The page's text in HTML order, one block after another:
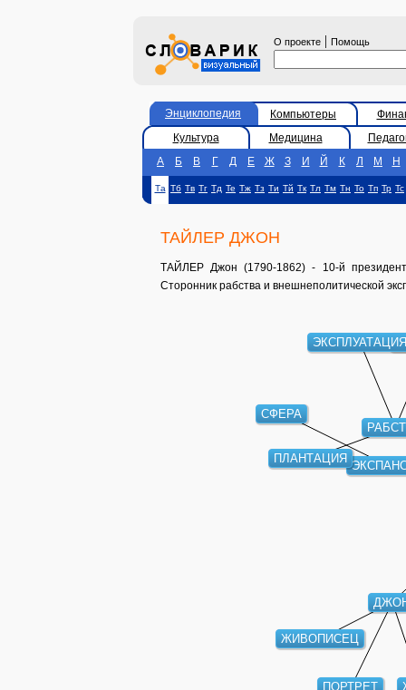
О проекте | Помощь
Энциклопедия Компьютеры
Культура
Медицина
А
Б В Г Д Е Ж З И Й К Л М Н
Та Тб Тв Тг Тд Те Тж Тз Ти Тй Тк Тл Тм Тн То Тп Тр Тс
ТАЙЛЕР ДЖОН
ТАЙЛЕР Джон (1790-1862) - 10-й
Сторонник рабства и внешнеполитической
СФЕРА
ПЛАНТАЦИЯ
ЭКСПЛУАТАЦИЯ
ПОРТРЕТ
ЖИВОПИСЕЦ